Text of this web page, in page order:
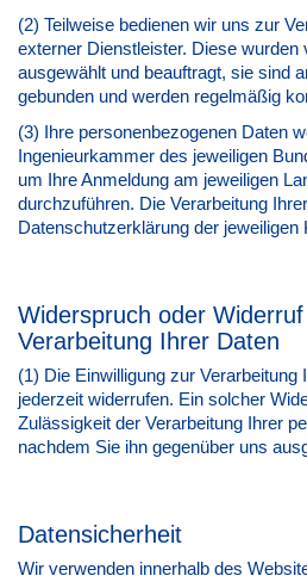
(2) Teilweise bedienen wir uns zur
externer Dienstleister. Diese wurden
ausgewählt und beauftragt, sie sind
gebunden und werden regelmäßig
(3) Ihre personenbezogenen Daten
Ingenieurkammer des jeweiligen
um Ihre Anmeldung am jeweiligen
durchzuführen. Die Verarbeitung
Datenschutzerklärung der jeweiligen
Widerspruch oder
Verarbeitung Ihrer Daten
(1) Die Einwilligung zur Verarbeitung
jederzeit widerrufen. Ein solcher
Zulässigkeit der Verarbeitung Ihrer
nachdem Sie ihn gegenüber uns
Datensicherheit
Wir verwenden innerhalb des